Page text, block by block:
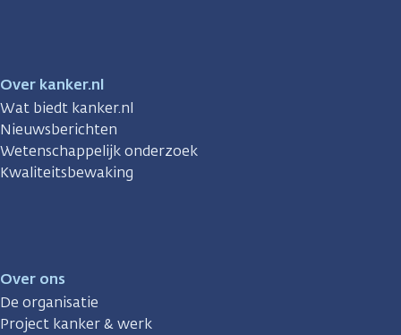
Over kanker.nl
Wat biedt kanker.nl
Nieuwsberichten
Wetenschappelijk onderzoek
Kwaliteitsbewaking
Over ons
De organisatie
Project kanker & werk